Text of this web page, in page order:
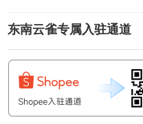
东南云雀专属入驻通道